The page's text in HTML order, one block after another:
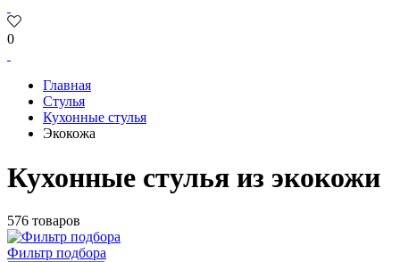
0
Главная
Стулья
Кухонные стулья
Экокожа
Кухонные стулья из экокожи
576 товаров
Фильтр подбора